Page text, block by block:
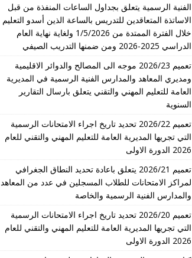
الفنية الرسمية يتعلق بجداول الساعات المنفذة من قبل
الاساتذة المتعاقدين للتدريس بالساعة الذين أسدو التعليم
خلال الفترة الممتدة من 1/5/2026 ولغاية نهاية العام
الدراسي 2025-2026 ومن ضمنها التدريب الصيفي
تعميم 2026/23 موجه الى المصالح والدوائر الاقليمية
ومديري المعاهد والمدارس الفنية الرسمية في المديرية
العامة للتعليم المهني والتقني يتعلق بارسال التقارير
السنوية
تعميم 2026/22 تحديد تاريخ اجراء الامتحانات الرسمية
التي تجريها المديرية العامة للتعليم المهني والتقني للعام
2026 الدورة الاولى
تعميم 2026/21 يتعلق باعادة تحديد النطاق الجغرافي
لمراكز الامتحانات للطلاب المسجلين في عدد من المعاهد
والمدارس الفنية الرسمية والخاصة
تعميم 2026/20 تحديد تاريخ اجراء الامتحانات الرسمية
التي تجريها المديرية العامة للتعليم المهني والتقني للعام
2026 الدورة الاولى